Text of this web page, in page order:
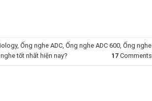
, Ống nghe ADC, Ống nghe ADC 600, Ống nghe
tốt nhất hiện nay? 17Comments